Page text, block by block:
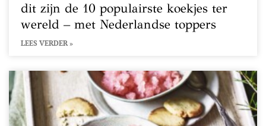
dit zijn de 10 populairste koekjes ter
wereld – met Nederlandse toppers
LEES VERDER »